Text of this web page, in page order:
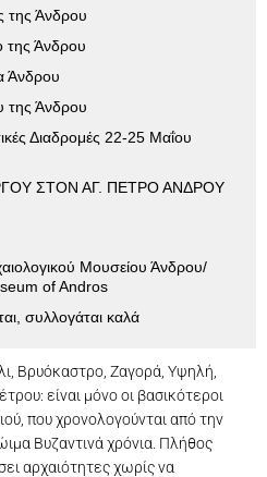
Βρυόκαστρο, Ζαγορά, Υψηλή,
είναι μόνο οι βασικότεροι
που χρονολογούνται από την
Βυζαντινά χρόνια. Πλήθος
αρχαιότητες χωρίς να
της Άνδρου
της Άνδρου
Άνδρου
της Άνδρου
Διαδρομές 22-25 Μαΐου
ΣΤΟΝ ΑΓ. ΠΕΤΡΟ ΑΝΔΡΟΥ
Μουσείου Άνδρου/
of Andros
συλλογάται καλά